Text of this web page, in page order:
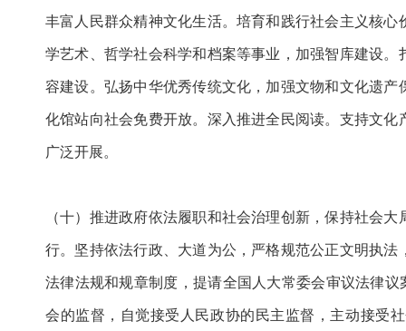
丰富人民群众精神文化生活。培育和践行社会主义核
学艺术、哲学社会科学和档案等事业，加强智库建设
容建设。弘扬中华优秀传统文化，加强文物和文化遗
化馆站向社会免费开放。深入推进全民阅读。支持文
广泛开展。
（十）推进政府依法履职和社会治理创新，保持社会
行。坚持依法行政、大道为公，严格规范公正文明执
法律法规和规章制度，提请全国人大常委会审议法律
会的监督，自觉接受人民政协的民主监督，主动接受